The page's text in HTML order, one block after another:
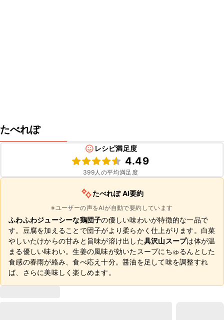
たべれぽ
レシピ満足度
4.49
399人の平均満足度
たべれぽ AI要約
※ユーザーの声をAIが自動で要約しています
ふわふわジューシーな鶏団子の優しい味わいが特徴的な一品で
す。豆腐を加えることで団子がより柔らかく仕上がります。白菜
やしいたけからの甘みと旨味が溶け出した具沢山スープは体が温
まる優しい味わい。生姜の風味が効いたスープにちゅるんとした
食感の春雨が絡み、食べ応え十分。醤油を足して味を調整すれ
ば、さらに美味しく楽しめます。